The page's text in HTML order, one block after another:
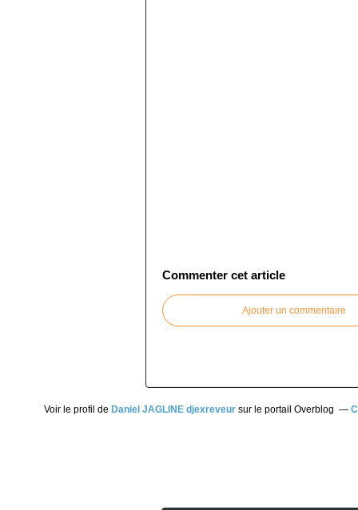
Commenter cet article
Ajouter un commentaire
Voir le profil de Daniel JAGLINE djexreveursur le portail Overblog